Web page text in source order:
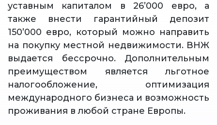
уставным капиталом в 26’000 евро, а
также внести гарантийный депозит
150’000 евро, который можно направить
на покупку местной недвижимости. ВНЖ
выдается бессрочно. Дополнительным
преимуществом является льготное
налогообложение, оптимизация
международного бизнеса и возможность
проживания в любой стране Европы.